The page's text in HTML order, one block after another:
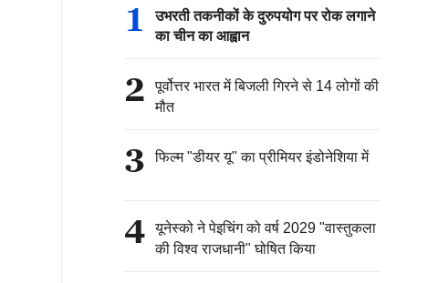
1
उभरती तकनीकों के दुरुपयोग पर रोक लगाने
का चीन का आह्वान
2
पूर्वोत्तर भारत में बिजली गिरने से 14 लोगों की
मौत
3 फिल्म "डीयर यू" का प्रीमियर इंडोनेशिया में
4
यूनेस्को ने पेइचिंग को वर्ष 2029 "वास्तुकला
की विश्व राजधानी" घोषित किया